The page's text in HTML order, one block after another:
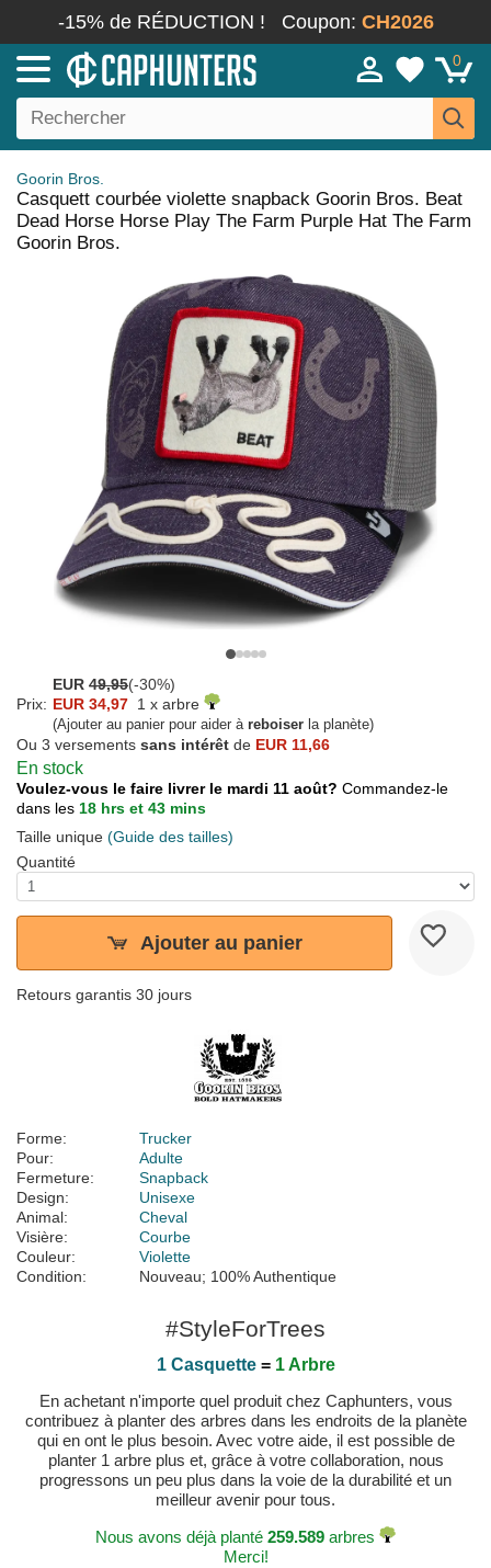
-15% de RÉDUCTION ! Coupon: CH2026
0
Goorin Bros.
Casquett courbée violette snapback Goorin Bros. Beat
Dead Horse Horse Play The Farm Purple Hat The Farm
Goorin Bros.
EUR 49,95(-30%)
Prix: EUR 34,97 1 x arbre
(Ajouter au panier pour aider à reboiser la planète)
Ou 3 versements sans intérêt de EUR 11,66
En stock
Voulez-vous le faire livrer le mardi 11 août? Commandez-le
dans les 18 hrs et 43 mins
Taille unique (Guide des tailles)
Quantité
Ajouter au panier
Retours garantis 30 jours
Forme:
Trucker
Pour:
Adulte
Fermeture:
Snapback
Design:
Unisexe
Animal:
Cheval
Visière:
Courbe
Couleur:
Violette
Condition:
Nouveau; 100% Authentique
#StyleForTrees
1 Casquette= 1 Arbre
En achetant n'importe quel produit chez Caphunters, vous
contribuez à planter des arbres dans les endroits de la planète
qui en ont le plus besoin. Avec votre aide, il est possible de
planter 1 arbre plus et, grâce à votre collaboration, nous
progressons un peu plus dans la voie de la durabilité et un
meilleur avenir pour tous.
Nous avons déjà planté 259.589 arbres
Merci!